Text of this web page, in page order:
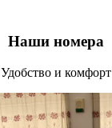
Наши номера
Удобство и комфорт